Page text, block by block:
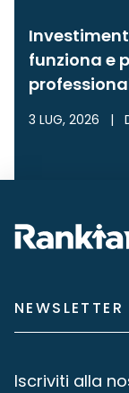
funziona e
3 LUG, 2026 |
NEWSLETTER
Iscriviti alla